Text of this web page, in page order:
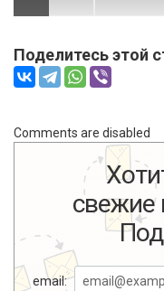
Поделитесь этой
Comments are disabled
свежие
email: